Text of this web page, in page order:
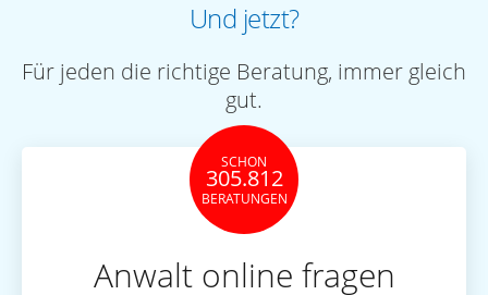
Und jetzt?
Für jeden die richtige Beratung, immer gleich
gut.
SCHON
305.812
BERATUNGEN
Anwalt online fragen